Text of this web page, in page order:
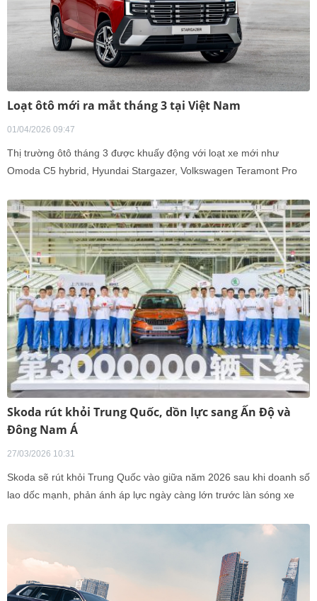
Loạt ôtô mới ra mắt tháng 3 tại Việt Nam
01/04/2026 09:47
Thị trường ôtô tháng 3 được khuấy động với loạt xe mới như
Omoda C5 hybrid, Hyundai Stargazer, Volkswagen Teramont Pro
Skoda rút khỏi Trung Quốc, dồn lực sang Ấn Độ và
Đông Nam Á
27/03/2026 10:31
Skoda sẽ rút khỏi Trung Quốc vào giữa năm 2026 sau khi doanh số
lao dốc mạnh, phản ánh áp lực ngày càng lớn trước làn sóng xe